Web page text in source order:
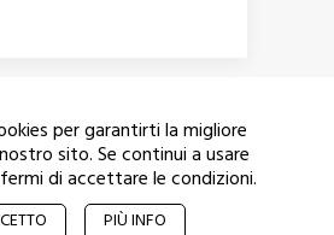
– Tutti i diritti riservati.Privacy
per garantirti la migliore
sito. Se continui a usare
di accettare le condizioni.
PIÙ INFO